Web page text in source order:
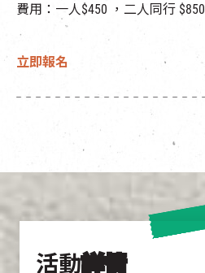
活動詳情
費用：一人$450 ，二人同行 $850
立即報名